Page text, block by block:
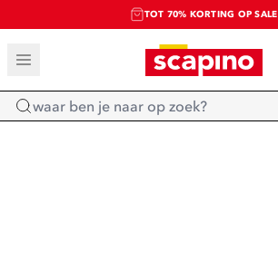
TOT 70% KORTING OP SALE
SALE: LAATSTE KANS!
SHOP NIEUW
Home